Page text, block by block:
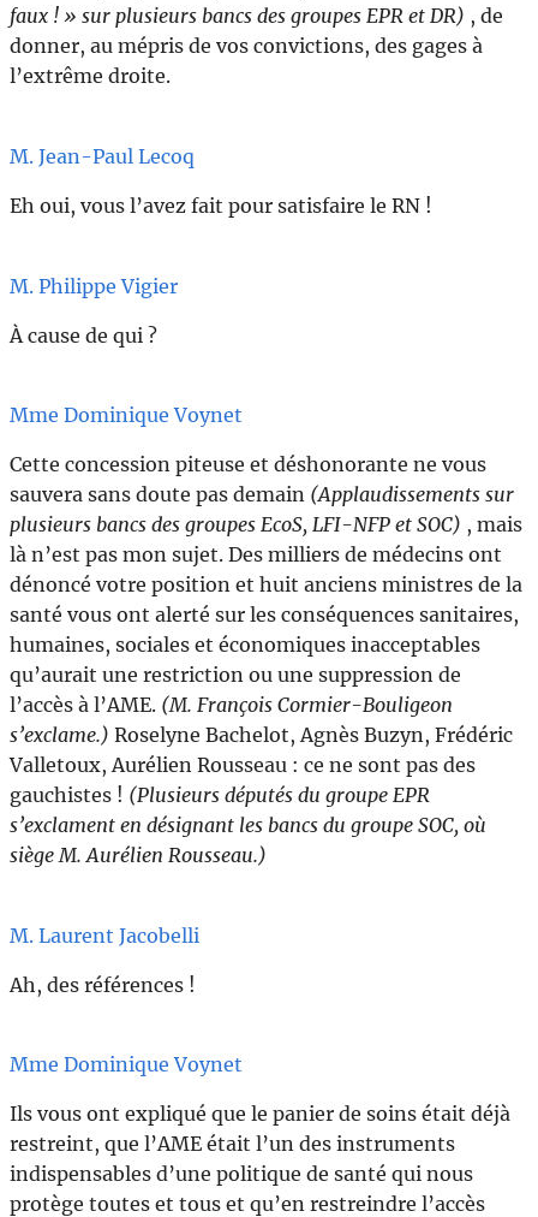
faux ! » sur plusieurs bancs des groupes EPR et DR) , de
donner, au mépris de vos convictions, des gages à
l’extrême droite.
M. Jean-Paul Lecoq
Eh oui, vous l’avez fait pour satisfaire le RN !
M. Philippe Vigier
À cause de qui ?
Mme Dominique Voynet
Cette concession piteuse et déshonorante ne vous
sauvera sans doute pas demain (Applaudissements sur
plusieurs bancs des groupes EcoS, LFI-NFP et SOC) , mais
là n’est pas mon sujet. Des milliers de médecins ont
dénoncé votre position et huit anciens ministres de la
santé vous ont alerté sur les conséquences sanitaires,
humaines, sociales et économiques inacceptables
qu’aurait une restriction ou une suppression de
l’accès à l’AME. (M. François Cormier-Bouligeon
s’exclame.) Roselyne Bachelot, Agnès Buzyn, Frédéric
Valletoux, Aurélien Rousseau : ce ne sont pas des
gauchistes ! (Plusieurs députés du groupe EPR
s’exclament en désignant les bancs du groupe SOC, où
siège M. Aurélien Rousseau.)
M. Laurent Jacobelli
Ah, des références !
Mme Dominique Voynet
Ils vous ont expliqué que le panier de soins était déjà
restreint, que l’AME était l’un des instruments
indispensables d’une politique de santé qui nous
protège toutes et tous et qu’en restreindre l’accès